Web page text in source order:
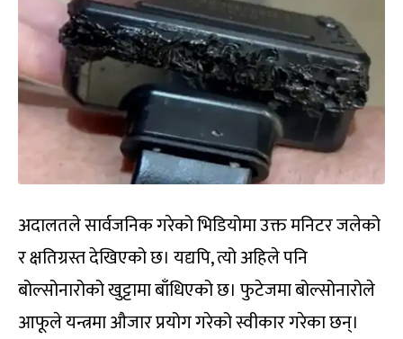
अदालतले सार्वजनिक गरेको भिडियोमा उक्त मनिटर जलेको
र क्षतिग्रस्त देखिएको छ। यद्यपि, त्यो अहिले पनि
बोल्सोनारोको खुट्टामा बाँधिएको छ। फुटेजमा बोल्सोनारोले
आफूले यन्त्रमा औजार प्रयोग गरेको स्वीकार गरेका छन्।